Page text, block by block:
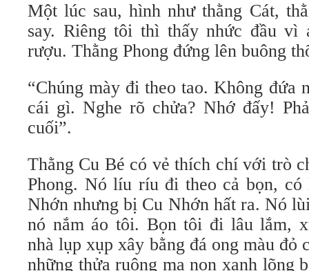
Một lúc sau, hình như thằng Cát,
say. Riêng tôi thì thấy nhức đầu vì
rượu. Thằng Phong đứng lên buông
“Chúng mày đi theo tao. Không đứa
cái gì. Nghe rõ chửa? Nhớ đấy!
cuối”.
Thằng Cu Bé có vẻ thích chí với trò
Phong. Nó líu ríu đi theo cả bọn,
Nhớn nhưng bị Cu Nhớn hất ra. Nó
nó nắm áo tôi. Bọn tôi đi lâu lắm,
nhà lụp xụp xây bằng đá ong màu đỏ
những thửa ruộng mạ non xanh lõng